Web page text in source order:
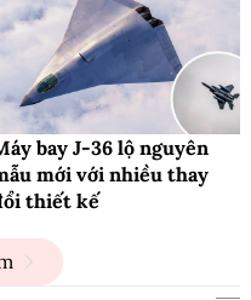
bay J-36 lộ nguyên
mới với nhiều thay
thiết kế